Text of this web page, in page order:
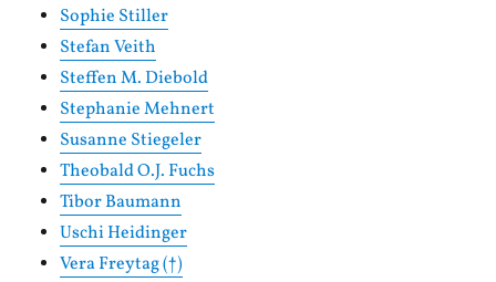
Sophie Stiller
Stefan Veith
Steffen M. Diebold
Stephanie Mehnert
Susanne Stiegeler
Theobald O.J. Fuchs
Tibor Baumann
Uschi Heidinger
Vera Freytag (†)